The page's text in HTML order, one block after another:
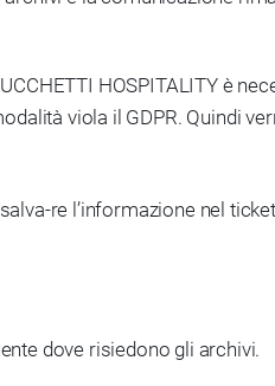
HOSPITALITY è
viola il GDPR. Quindi
re l’informazione nel
dove risiedono gli archivi.